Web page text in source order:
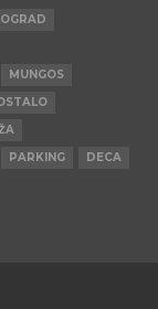
MUNGOS
PARKING
DECA